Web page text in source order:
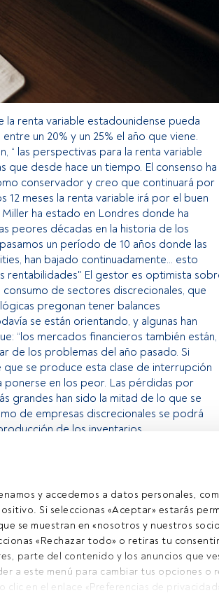
y accedemos a datos personales,
Si seleccionas «Aceptar» estarás
se muestran en «nosotros y nuestros
«Rechazar todo» o retiras tu
parte del contenido y los anuncios que
a este menú para cambiar tus opciones o
en el enlace «Preferencias de
flotante que hay en la parte del fondo a la
renta variable estadounidense pueda
un 20% y un 25% el año que viene.
“ las perspectivas para la renta variable
que desde hace un tiempo. El consenso ha
conservador y creo que continuará por
12 meses la renta variable irá por el buen
ha estado en Londres donde ha
peores décadas en la historia de los
un período de 10 años donde las
han bajado continuadamente... esto
rentabilidades" El gestor es optimista
de sectores discrecionales, que
pregonan tener balances
se están orientando, y algunas han
“los mercados financieros también están,
de los problemas del año pasado. Si
se produce esta clase de interrupción
ponerse en los peor. Las pérdidas por
grandes han sido la mitad de lo que se
de empresas discrecionales se podrá
de los inventarios.
Login. Si aún no tienes cuenta, te
el universo que ofrece FundsPeople.
FundsPeople
Quiénes somos